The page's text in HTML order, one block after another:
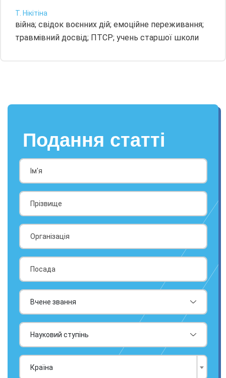
Т. Нікітіна
війна; свідок воєнних дій; емоційне переживання;
травмівний досвід; ПТСР; учень старшої школи
Подання статті
Країна